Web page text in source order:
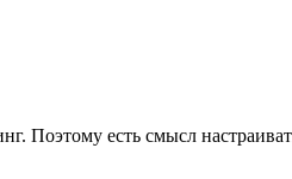
Поэтому есть смысл